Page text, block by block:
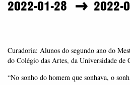
2022-01-28 2022-
Curadoria: Alunos do segundo ano do
do Colégio das Artes, da Universidade de
“No sonho do homem que sonhava, o